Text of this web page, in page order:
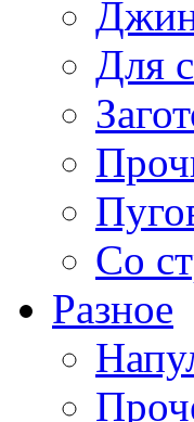
Для
Со
Разное